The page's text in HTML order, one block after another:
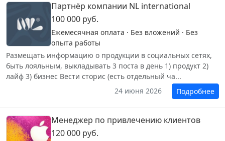
Партнёр компании NL international
100 000 руб.
Ежемесячная оплата · Без вложений · Без
опыта работы
Размещать информацию о продукции в социальных сетях,
быть лояльным, выкладывать 3 поста в день 1) продукт 2)
лайф 3) бизнес Вести сторис (есть отдельный ча...
24 июня 2026
Подробнее
Менеджер по привлечению клиентов
120 000 руб.